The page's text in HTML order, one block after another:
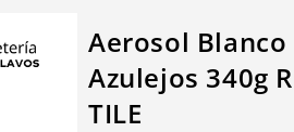
Aerosol
Azulejos 340g
TILE